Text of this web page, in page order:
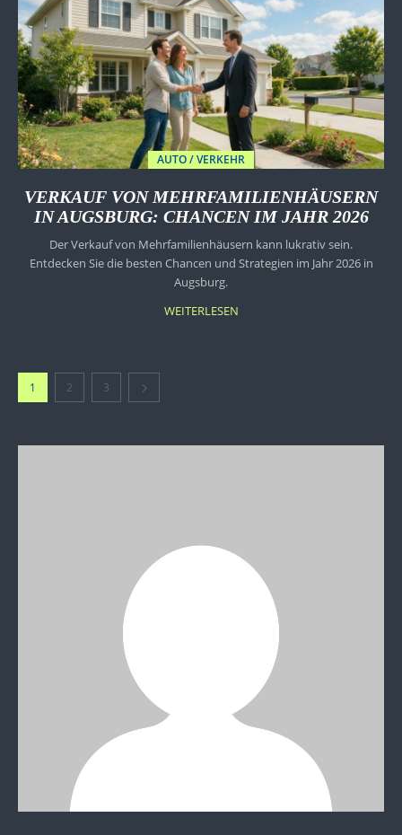
AUTO / VERKEHR
VERKAUF VON MEHRFAMILIENHÄUSERN
IN AUGSBURG: CHANCEN IM JAHR 2026
Der Verkauf von Mehrfamilienhäusern kann lukrativ sein.
Entdecken Sie die besten Chancen und Strategien im Jahr 2026 in
Augsburg.
WEITERLESEN
1 2 3